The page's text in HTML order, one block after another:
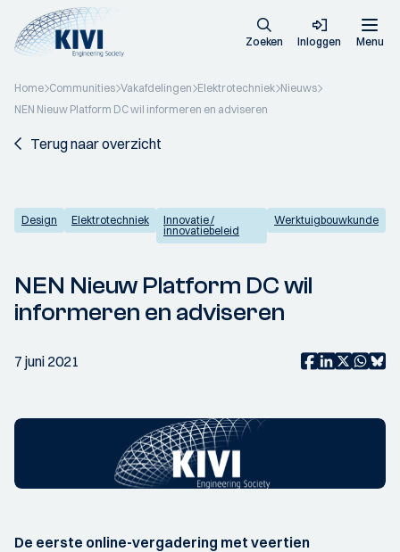
Zoeken Inloggen Menu
Home Communities Vakafdelingen Elektrotechniek Nieuws
NEN Nieuw Platform DC wil informeren en adviseren
Terug naar overzicht
Design Elektrotechniek
Innovatie /
innovatiebeleid
Werktuigbouwkunde
NEN Nieuw Platform DC wil
informeren en adviseren
7 juni 2021
De eerste online-vergadering met veertien